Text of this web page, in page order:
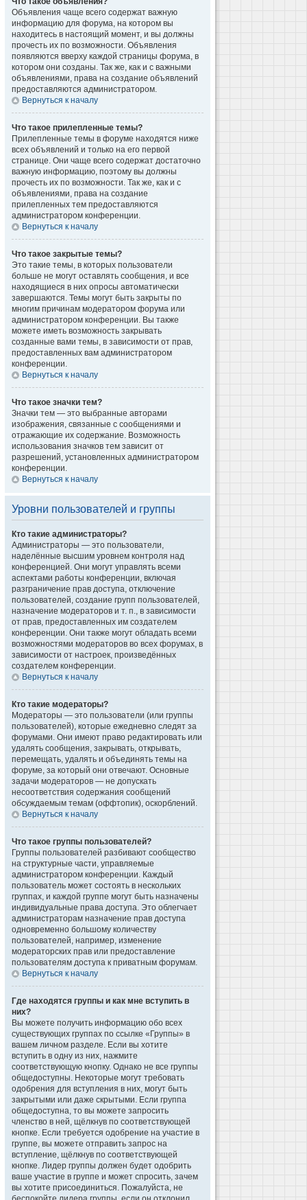
Объявления чаще всего содержат важную
информацию для форума, на котором вы
находитесь в настоящий момент, и вы должны
прочесть их по возможности. Объявления
появляются вверху каждой страницы форума, в
котором они созданы. Так же, как и с важными
объявлениями, права на создание объявлений
предоставляются администратором.
Вернуться к началу
Что такое прилепленные темы?
Прилепленные темы в форуме находятся ниже
всех объявлений и только на его первой
странице. Они чаще всего содержат достаточно
важную информацию, поэтому вы должны
прочесть их по возможности. Так же, как и с
объявлениями, права на создание
прилепленных тем предоставляются
администратором конференции.
Вернуться к началу
Что такое закрытые темы?
Это такие темы, в которых пользователи
больше не могут оставлять сообщения, и все
находящиеся в них опросы автоматически
завершаются. Темы могут быть закрыты по
многим причинам модератором форума или
администратором конференции. Вы также
можете иметь возможность закрывать
созданные вами темы, в зависимости от прав,
предоставленных вам администратором
конференции.
Вернуться к началу
Что такое значки тем?
Значки тем — это выбранные авторами
изображения, связанные с сообщениями и
отражающие их содержание. Возможность
использования значков тем зависит от
разрешений, установленных администратором
конференции.
Вернуться к началу
Уровни пользователей и группы
Кто такие администраторы?
Администраторы — это пользователи,
наделённые высшим уровнем контроля над
конференцией. Они могут управлять всеми
аспектами работы конференции, включая
разграничение прав доступа, отключение
пользователей, создание групп пользователей,
назначение модераторов и т. п., в зависимости
от прав, предоставленных им создателем
конференции. Они также могут обладать всеми
возможностями модераторов во всех форумах, в
зависимости от настроек, произведённых
создателем конференции.
Вернуться к началу
Кто такие модераторы?
Модераторы — это пользователи (или группы
пользователей), которые ежедневно следят за
форумами. Они имеют право редактировать или
удалять сообщения, закрывать, открывать,
перемещать, удалять и объединять темы на
форуме, за который они отвечают. Основные
задачи модераторов — не допускать
несоответствия содержания сообщений
обсуждаемым темам (оффтопик), оскорблений.
Вернуться к началу
Что такое группы пользователей?
Группы пользователей разбивают сообщество
на структурные части, управляемые
администратором конференции. Каждый
пользователь может состоять в нескольких
группах, и каждой группе могут быть назначены
индивидуальные права доступа. Это облегчает
администраторам назначение прав доступа
одновременно большому количеству
пользователей, например, изменение
модераторских прав или предоставление
пользователям доступа к приватным форумам.
Вернуться к началу
Где находятся группы и как мне вступить в
них?
Вы можете получить информацию обо всех
существующих группах по ссылке «Группы» в
вашем личном разделе. Если вы хотите
вступить в одну из них, нажмите
соответствующую кнопку. Однако не все группы
общедоступны. Некоторые могут требовать
одобрения для вступления в них, могут быть
закрытыми или даже скрытыми. Если группа
общедоступна, то вы можете запросить
членство в ней, щёлкнув по соответствующей
кнопке. Если требуется одобрение на участие в
группе, вы можете отправить запрос на
вступление, щёлкнув по соответствующей
кнопке. Лидер группы должен будет одобрить
ваше участие в группе и может спросить, зачем
вы хотите присоединиться. Пожалуйста, не